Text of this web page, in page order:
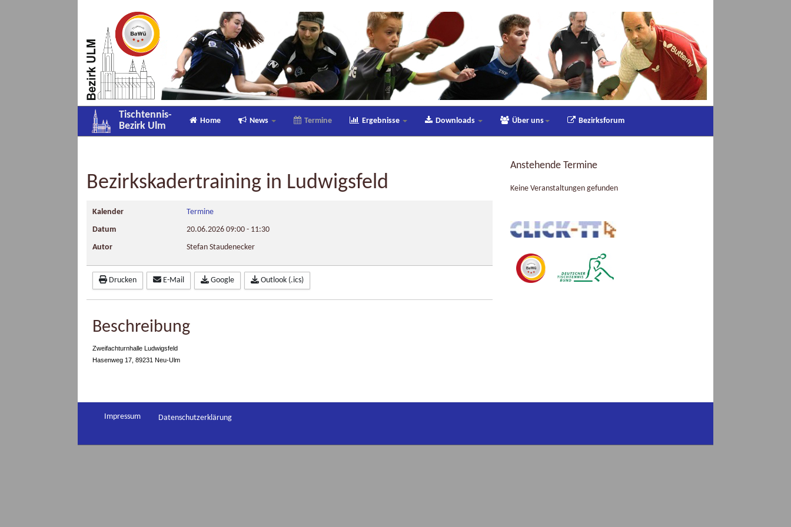
Tischtennis-
Bezirk Ulm
Home News Termine Ergebnisse Downloads Über uns Bezirksforum
Bezirkskadertraining in Ludwigsfeld
Kalender
Termine
Datum
20.06.2026 09:00 - 11:30
Autor
Stefan Staudenecker
Drucken E-Mail Google Outlook (.ics)
Beschreibung
Zweifachturnhalle Ludwigsfeld
Hasenweg 17, 89231 Neu-Ulm
Anstehende Termine
Keine Veranstaltungen gefunden
Impressum Datenschutzerklärung